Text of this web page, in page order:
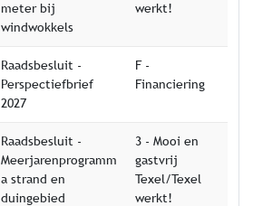
meter bij
windwokkels
werkt!
Raadsbesluit -
Perspectiefbrief
2027
F -
Financiering
Raadsbesluit -
Meerjarenprogramm
a strand en
duingebied
3 - Mooi en
gastvrij
Texel/Texel
werkt!